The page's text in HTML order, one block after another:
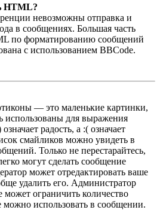
HTML?
невозможны отправка и
в сообщениях. Большая часть
по форматированию сообщений
с использованием BBCode.
— это маленькие картинки,
использованы для выражения
радость, а :( означает
смайликов можно увидеть в
Только не перестарайтесь,
могут сделать сообщение
может отредактировать ваше
удалить его. Администратор
ограничить количество
можно использовать в сообщении.